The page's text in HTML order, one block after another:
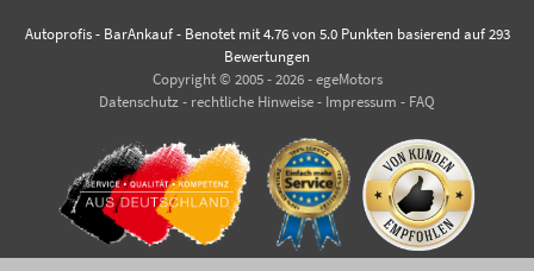
Autoprofis - BarAnkauf- Benotet mit 4.76von 5.0 Punkten basierend auf 293
Bewertungen
Copyright © 2005 - 2026 - egeMotors
Datenschutz - rechtliche Hinweise - Impressum - FAQ